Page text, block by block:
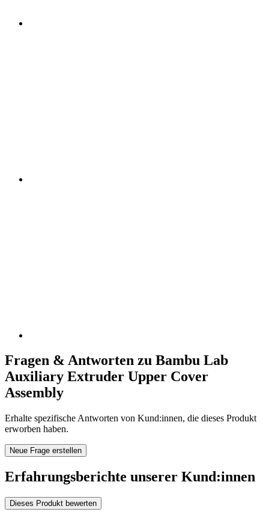
Fragen & Antworten zu Bambu Lab
Auxiliary Extruder Upper Cover
Assembly
Erhalte spezifische Antworten von Kund:innen, die dieses Produkt
erworben haben.
Neue Frage erstellen
Erfahrungsberichte unserer Kund:innen
Dieses Produkt bewerten